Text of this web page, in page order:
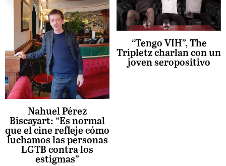
Nahuel Pérez
Biscayart: “Es normal
que el cine refleje cómo
luchamos las personas
LGTB contra los
estigmas”
“Tengo VIH”, The
Tripletz charlan con un
joven seropositivo